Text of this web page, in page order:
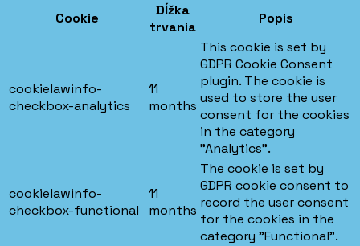
Cookie
Dĺžka
trvania
Popis
cookielawinfo-
checkbox-analytics
11
months
This cookie is set by
GDPR Cookie Consent
plugin. The cookie is
used to store the user
consent for the cookies
in the category
"Analytics".
cookielawinfo-
checkbox-functional
11
months
The cookie is set by
GDPR cookie consent to
record the user consent
for the cookies in the
category "Functional".